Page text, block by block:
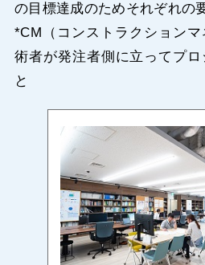
の目標達成のためそれぞれの
*CM（コンストラクション
術者が発注者側に立ってプ
と